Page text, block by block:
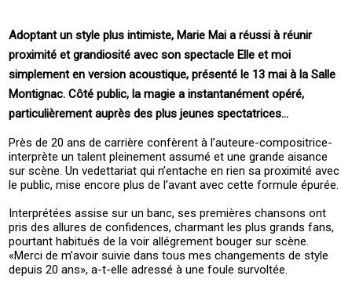
Adoptant un style plus intimiste, Marie Mai a réussi à réunir
proximité et grandiosité avec son spectacle Elle et moi
simplement en version acoustique, présenté le 13 mai à la Salle
Montignac. Côté public, la magie a instantanément opéré,
particulièrement auprès des plus jeunes spectatrices…
Près de 20 ans de carrière confèrent à l’auteure-compositrice-
interprète un talent pleinement assumé et une grande aisance
sur scène. Un vedettariat qui n’entache en rien sa proximité avec
le public, mise encore plus de l’avant avec cette formule épurée.
Interprétées assise sur un banc, ses premières chansons ont
pris des allures de confidences, charmant les plus grands fans,
pourtant habitués de la voir allégrement bouger sur scène.
«Merci de m’avoir suivie dans tous mes changements de style
depuis 20 ans», a-t-elle adressé à une foule survoltée.